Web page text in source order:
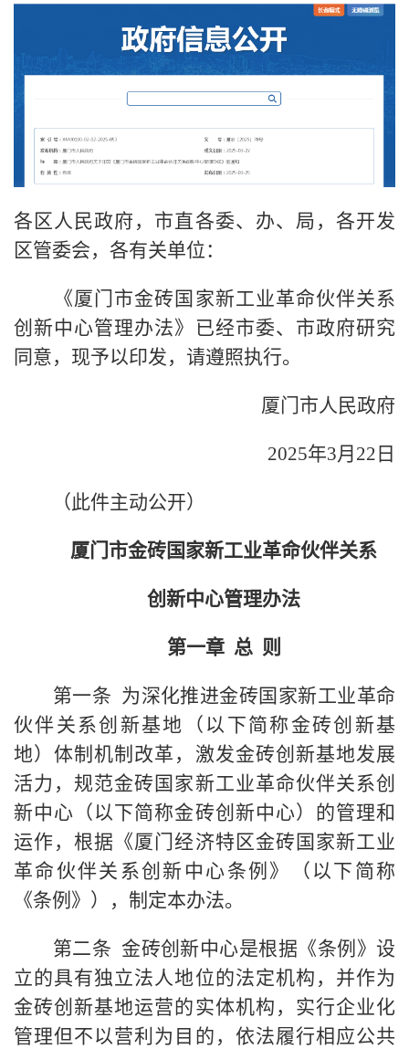
各区人民政府，市直各委、办、局，各开发
区管委会，各有关单位：
《厦门市金砖国家新工业革命伙伴关系
创新中心管理办法》已经市委、市政府研究
同意，现予以印发，请遵照执行。
厦门市人民政府
2025年3月22日
（此件主动公开）
厦门市金砖国家新工业革命伙伴关系
创新中心管理办法
第一章 总 则
第一条 为深化推进金砖国家新工业革命
伙伴关系创新基地（以下简称金砖创新基
地）体制机制改革，激发金砖创新基地发展
活力，规范金砖国家新工业革命伙伴关系创
新中心（以下简称金砖创新中心）的管理和
运作，根据《厦门经济特区金砖国家新工业
革命伙伴关系创新中心条例》（以下简称
《条例》），制定本办法。
第二条 金砖创新中心是根据《条例》设
立的具有独立法人地位的法定机构，并作为
金砖创新基地运营的实体机构，实行企业化
管理但不以营利为目的，依法履行相应公共